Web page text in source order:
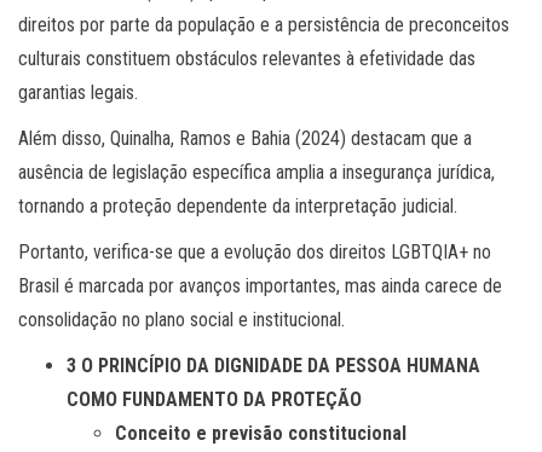
direitos por parte da população e a persistência de preconceitos
culturais constituem obstáculos relevantes à efetividade das
garantias legais.
Além disso, Quinalha, Ramos e Bahia (2024) destacam que a
ausência de legislação específica amplia a insegurança jurídica,
tornando a proteção dependente da interpretação judicial.
Portanto, verifica-se que a evolução dos direitos LGBTQIA+ no
Brasil é marcada por avanços importantes, mas ainda carece de
consolidação no plano social e institucional.
3 O PRINCÍPIO DA DIGNIDADE DA PESSOA HUMANA
COMO FUNDAMENTO DA PROTEÇÃO
Conceito e previsão constitucional